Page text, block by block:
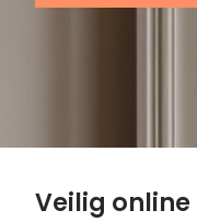
Veilig online